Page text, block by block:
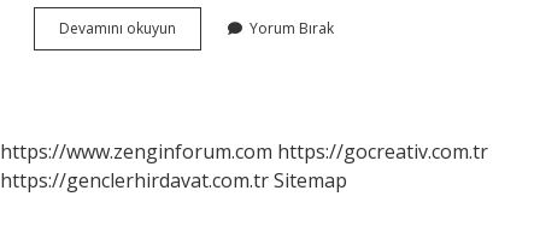
Devamını okuyun
Dışında
Yorum Bırak
https://www.zenginforum.com https://gocreativ.com.tr
https://genclerhirdavat.com.trSitemap